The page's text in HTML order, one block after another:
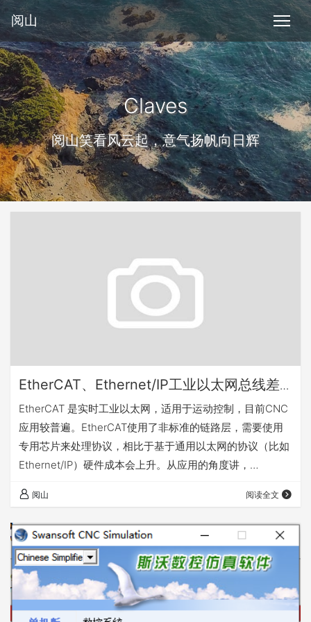
阅山
Claves
阅山笑看风云起，意气扬帆向日辉
EtherCAT、Ethernet/IP工业以太网总线差
异
EtherCAT 是实时工业以太网，适用于运动控制，目前CNC
应用较普遍。EtherCAT使用了非标准的链路层，需要使用
专用芯片来处理协议，相比于基于通用以太网的协议（比如
Ethernet/IP）硬件成本会上升。从应用的角度讲，
考链接：
阅山 阅读全文